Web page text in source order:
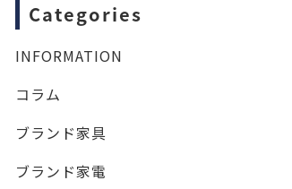
Categories
INFORMATION
コラム
ブランド家具
ブランド家電